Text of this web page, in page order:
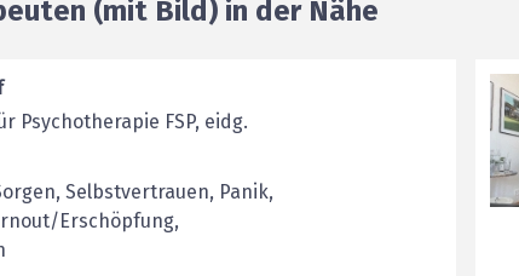
(mit Bild) in der Nähe
Psychotherapie FSP, eidg.
Selbstvertrauen, Panik,
Erschöpfung,